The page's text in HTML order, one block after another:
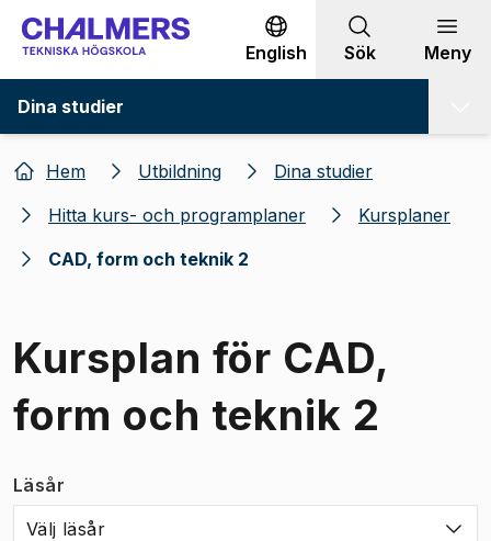
Gå till innehållet
English Sök Meny
Dina studier
Hem Utbildning
Dina studier
Hitta kurs- och programplaner
Kursplaner
CAD, form och teknik 2
Kursplan för CAD,
form och teknik 2
Läsår
Välj läsår